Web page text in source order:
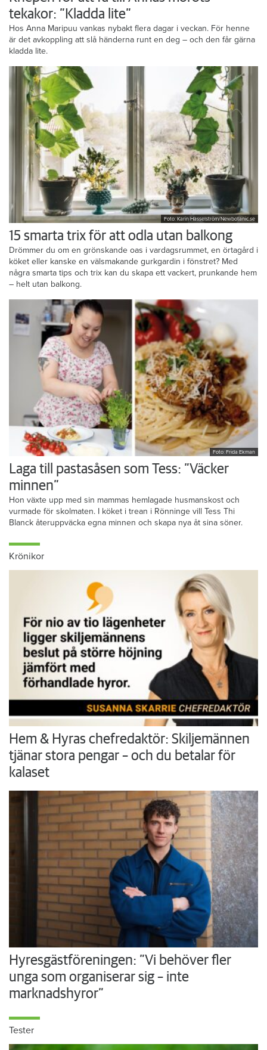
tekakor: ”Kladda lite”
Hos Anna Maripuu vankas nybakt flera dagar i veckan. För henne
är det avkoppling att slå händerna runt en deg – och den får gärna
kladda lite.
Foto: Karin Hasselström/Newbotanic.se
15 smarta trix för att odla utan balkong
Drömmer du om en grönskande oas i vardagsrummet, en örtagård i
köket eller kanske en välsmakande gurkgardin i fönstret? Med
några smarta tips och trix kan du skapa ett vackert, prunkande hem
– helt utan balkong.
Foto: Frida Ekman
Laga till pastasåsen som Tess: ”Väcker
minnen”
Hon växte upp med sin mammas hemlagade husmanskost och
vurmade för skolmaten. I köket i trean i Rönninge vill Tess Thi
Blanck återuppväcka egna minnen och skapa nya åt sina söner.
Krönikor
Hem & Hyras chefredaktör: Skiljemännen
tjänar stora pengar – och du betalar för
kalaset
Hyresgästföreningen: ”Vi behöver fler
unga som organiserar sig – inte
marknadshyror”
Tester